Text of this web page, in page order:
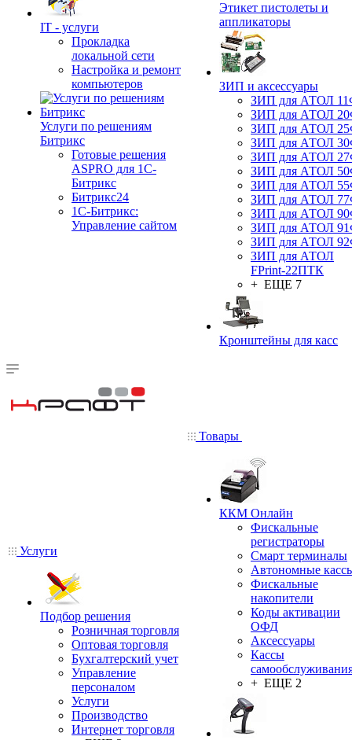
IT - услуги
Прокладка
локальной сети
Настройка и ремонт
компьютеров
Услуги по решениям
Битрикс
Готовые решения
ASPRO для 1С-
Битрикс
Битрикс24
1С-Битрикс:
Управление сайтом
Этикет пистолеты и
аппликаторы
ЗИП и аксессуары
ЗИП для АТОЛ
ЗИП для АТОЛ
ЗИП для АТОЛ
ЗИП для АТОЛ
ЗИП для АТОЛ
ЗИП для АТОЛ
ЗИП для АТОЛ
ЗИП для АТОЛ
ЗИП для АТОЛ
ЗИП для АТОЛ
ЗИП для АТОЛ
ЗИП для АТОЛ
FPrint-22ПТК
+ ЕЩЕ 7
Кронштейны для касс
Услуги
Подбор решения
Розничная торговля
Оптовая торговля
Бухгалтерский учет
Управление
персоналом
Услуги
Производство
Интернет торговля
Товары
ККМ Онлайн
Фискальные
регистраторы
Смарт терминалы
Автономные
Фискальные
накопители
Коды активации
ОФД
Аксессуары
Кассы
+ ЕЩЕ 2